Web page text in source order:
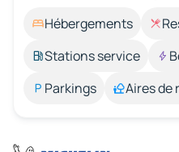
Hébergements
Stations service
Parkings
Aires de